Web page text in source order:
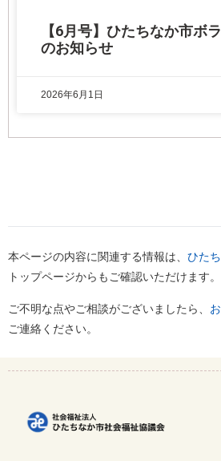
【6月号】ひたちなか市ボ
のお知らせ
2026年6月1日
本ページの内容に関連する情報は、 ひた
トップページからもご確認いただけます。
ご不明な点やご相談がございましたら、
ご連絡ください。